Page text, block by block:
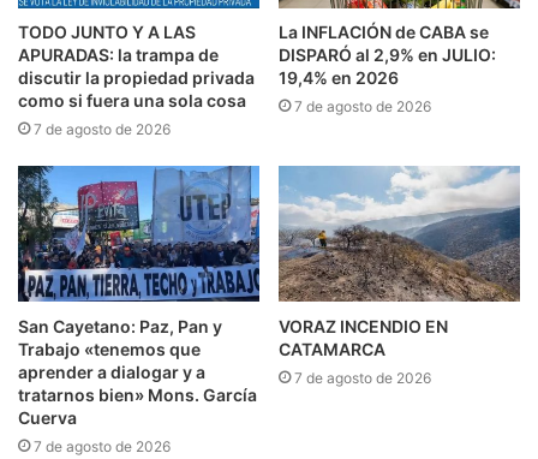
TODO JUNTO Y A LAS
APURADAS: la trampa de
discutir la propiedad privada
como si fuera una sola cosa
7 de agosto de 2026
La INFLACIÓN de CABA se
DISPARÓ al 2,9% en JULIO:
19,4% en 2026
7 de agosto de 2026
San Cayetano: Paz, Pan y
Trabajo «tenemos que
aprender a dialogar y a
tratarnos bien» Mons. García
Cuerva
7 de agosto de 2026
VORAZ INCENDIO EN
CATAMARCA
7 de agosto de 2026